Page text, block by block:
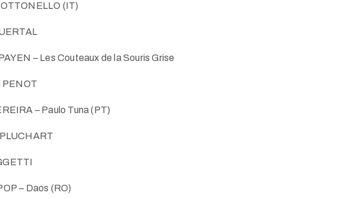
(IT)
– Les Couteaux de la Souris Grise
PENOT
– Paulo Tuna (PT)
– Daos (RO)